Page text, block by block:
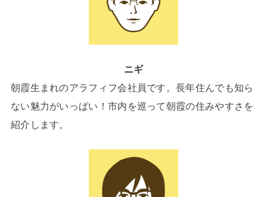
ニギ
朝霞生まれのアラフィフ会社員です。長年住んでも知ら
ない魅力がいっぱい！市内を巡って朝霞の住みやすさを
紹介します。